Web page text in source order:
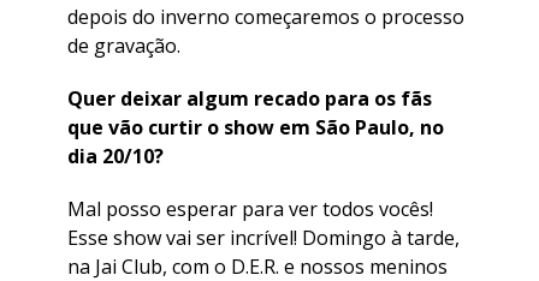
depois do inverno começaremos o processo
de gravação.
Quer deixar algum recado para os fãs
que vão curtir o show em São Paulo, no
dia 20/10?
Mal posso esperar para ver todos vocês!
Esse show vai ser incrível! Domingo à tarde,
na Jai Club, com o D.E.R. e nossos meninos